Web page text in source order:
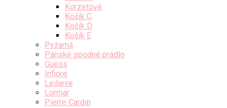
Korzetové
Košík C
Košík D
Košík E
Pyžamá
Pánske spodné prádlo
Guess
Infiore
Leilieve
Lormar
Pierre Cardin